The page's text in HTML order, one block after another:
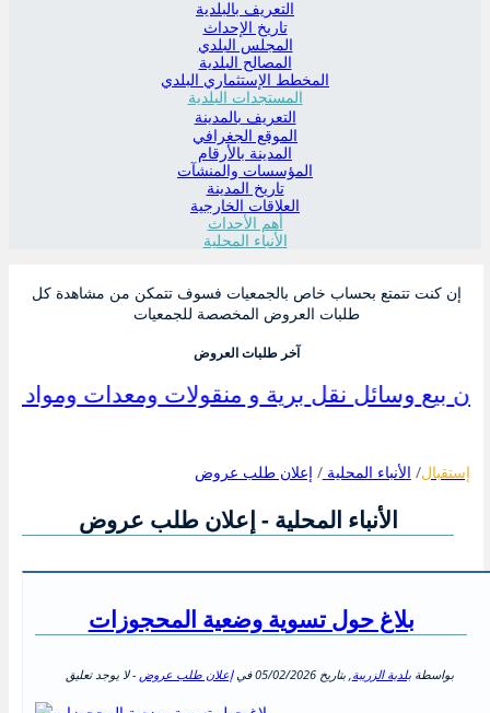
التعريف بالبلدية
تاريخ الإحداث
المجلس البلدي
المصالح البلدية
المخطط الإستثماري البلدي
المستجدات البلدية
التعريف بالمدينة
الموقع الجغرافي
المدينة بالأرقام
المؤسسات والمنشآت
تاريخ المدينة
العلاقات الخارجية
أهم الأحداث
الأنباء المحلية
إن كنت تتمتع بحساب خاص بالجمعيات فسوف تتمكن من مشاهدة كل
طلبات العروض المخصصة للجمعيات
آخر طلبات العروض
إعلان بيع وسائل نقل برية و منقولات ومعدات ومواد
إستقبال الأنباء المحلية إعلان طلب عروض
الأنباء المحلية - إعلان طلب عروض
بلاغ حول تسوية وضعية المحجوزات
بواسطةبلدية الزريبة , بتاريخ05/02/2026فيإعلان طلب عروض - لا يوجد تعليق